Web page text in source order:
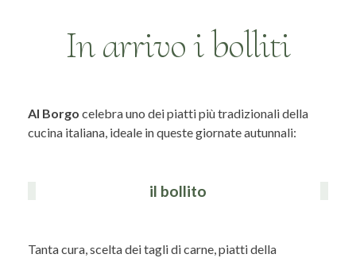
In arrivo i bolliti
Al Borgo celebra uno dei piatti più tradizionali della
cucina italiana, ideale in queste giornate autunnali:
il bollito
Tanta cura, scelta dei tagli di carne, piatti della